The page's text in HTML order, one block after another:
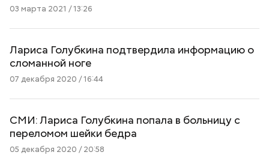
03 марта 2021 / 13:26
Лариса Голубкина подтвердила информацию о
сломанной ноге
07 декабря 2020 / 16:44
СМИ: Лариса Голубкина попала в больницу с
переломом шейки бедра
05 декабря 2020 / 20:58